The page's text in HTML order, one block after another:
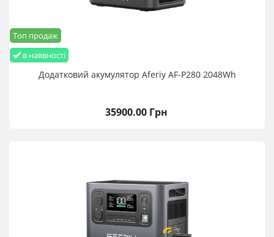
в наявності
Топ продаж
Додатковий акумулятор Aferiy AF-P280 2048Wh
35900.00 Грн